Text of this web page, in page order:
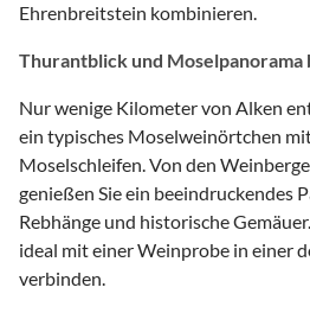
Ehrenbreitstein kombinieren.
Thurantblick und
Nur wenige Kilometer von Alken
ein typisches Moselweinörtchen
Moselschleifen. Von den
genießen Sie ein beeindruckendes
Rebhänge und historische
ideal mit einer Weinprobe in einer
verbinden.